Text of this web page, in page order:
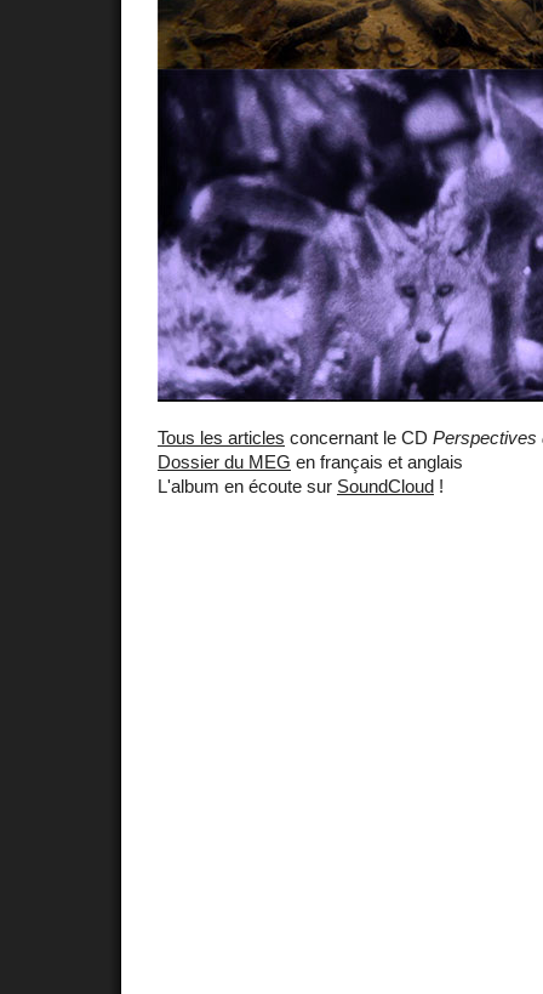
Tous les articles concernant le CD Perspectives
Dossier du MEG en français et anglais
L'album en écoute sur SoundCloud !